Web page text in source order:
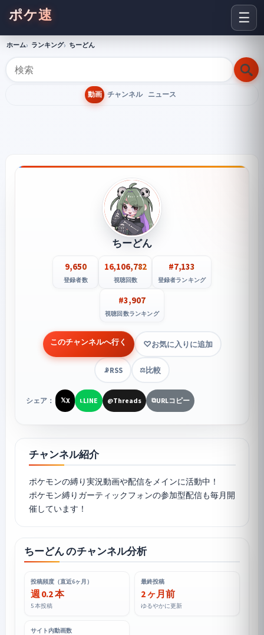
☰
ポケ速
ホーム ランキング ちーどん
動画 チャンネル ニュース
ちーどん
9,650
登録者数
16,106,782
視聴回数
#7,133
登録者ランキング
#3,907
視聴回数ランキング
このチャンネルへ行く お気に入りに追加
📡RSS ⚖️比較
シェア： 𝕏X LLINE @Threads ⧉URLコピー
チャンネル紹介
ポケモンの縛り実況動画や配信をメインに活動中！
ポケモン縛りガーティックフォンの参加型配信も毎月開
ちーどん のチャンネル分析
投稿頻度（直近6ヶ月）
週 0.2 本
5 本投稿
最終投稿
2 ヶ月前
ゆるやかに更新
サイト内動画数